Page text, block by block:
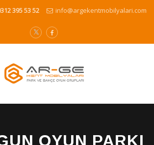
395 53 52 info@argekentmobilyalari.com
OYUN PARKI